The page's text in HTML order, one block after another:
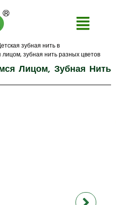
зубная нить в
зубная нить разных цветов
Лицом, Зубная Нить